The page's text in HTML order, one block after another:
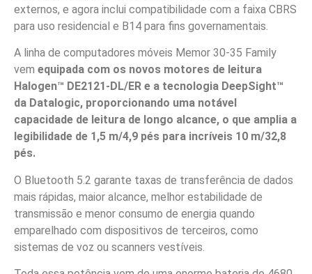
externos, e agora inclui compatibilidade com a faixa CBRS
para uso residencial e B14 para fins governamentais.
A linha de computadores móveis Memor 30-35 Family
vem equipada com os novos motores de leitura
Halogen™ DE2121-DL/ER e a tecnologia DeepSight™
da Datalogic, proporcionando uma notável
capacidade de leitura de longo alcance, o que amplia a
legibilidade de 1,5 m/4,9 pés para incríveis 10 m/32,8
pés.
O Bluetooth 5.2 garante taxas de transferência de dados
mais rápidas, maior alcance, melhor estabilidade de
transmissão e menor consumo de energia quando
emparelhado com dispositivos de terceiros, como
sistemas de voz ou scanners vestíveis.